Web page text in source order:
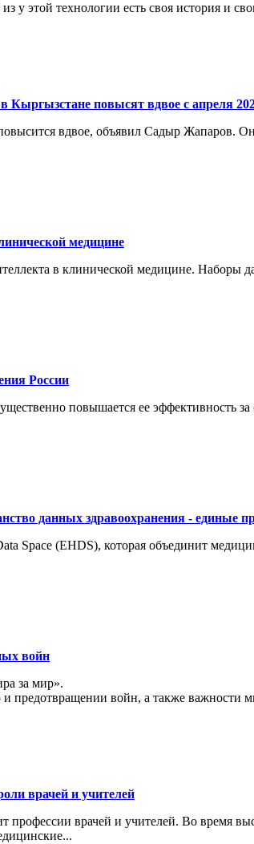
этой технологии есть своя история и
Кыргызстане повысят вдвое с апреля
вдвое, объявил Садыр Жапаров.
медицине
в клинической медицине. Наборы
России
повышается ее эффективность за
данных здравоохранения - единые
Space (EHDS), которая объединит
войн
за мир».
предотвращении войн, а также важности
врачей и учителей
профессии врачей и учителей. Во